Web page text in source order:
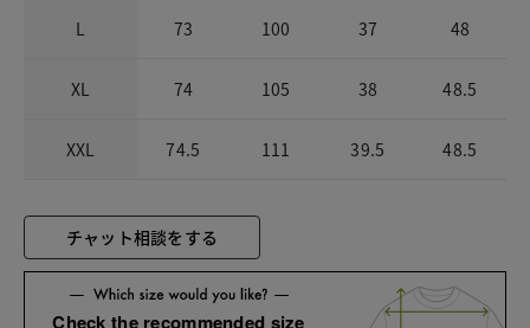
L 73 100 37 48
XL 74 105 38 48.5
XXL 74.5 111 39.5 48.5
チャット相談をする
Check the recommended size